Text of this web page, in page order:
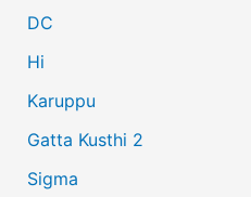
r
:
DC
Hi
Karuppu
Gatta Kusthi 2
Sigma